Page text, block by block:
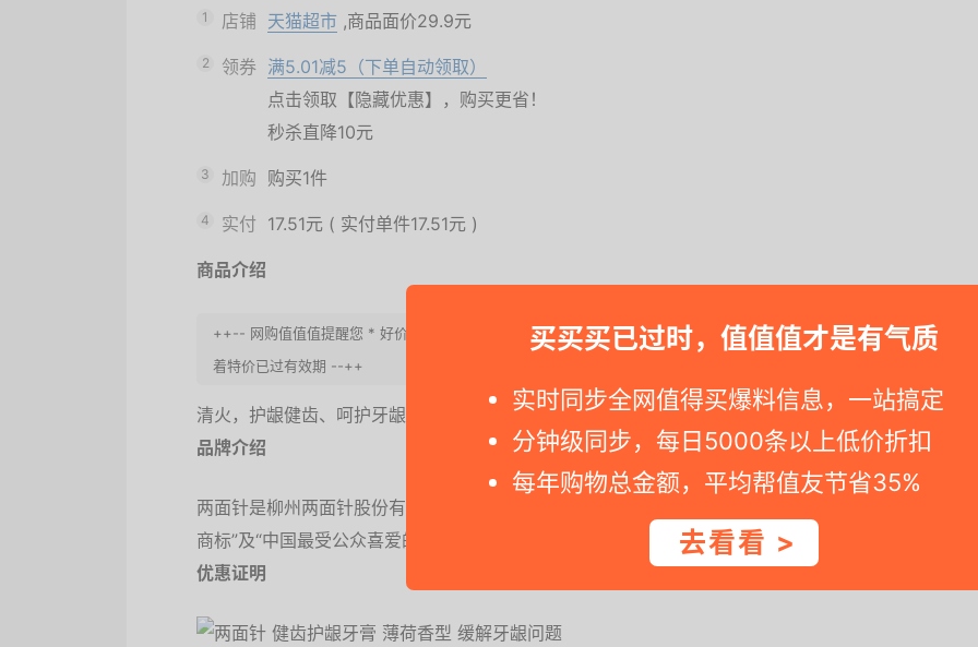
买买买已过时，值值值才是有气质
实时同步全网值得买爆料信息，一站搞定
分钟级同步，每日5000条以上低价折扣
每年购物总金额，平均帮值友节省35%
去看看 >
1 店铺 天猫超市 ,商品面价29.9元
2 领券 满5.01减5（下单自动领取）
点击领取【隐藏优惠】，购买更省！
秒杀直降10元
3 加购 购买1件
4 实付 17.51元 ( 实付单件17.51元 )
商品介绍
++-- 网购值值值提醒您 * 好价格有时效, 请迅速动手买。如果您访问天猫超市商品页面发现标价已变化，就意味
着特价已过有效期 --++
清火，护龈健齿、呵护牙龈 清新口气
品牌介绍
两面针是柳州两面针股份有限公司旗下牙膏品牌，成立于1956年。于2004年被评为“中国驰名
商标”及“中国最受公众喜爱的十大民族品牌”。
优惠证明